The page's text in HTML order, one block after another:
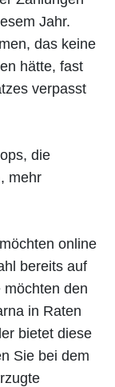
Jahr.
das keine
hätte, fast
verpasst
die
mehr
online
bereits auf
den
in Raten
bietet diese
Sie bei dem